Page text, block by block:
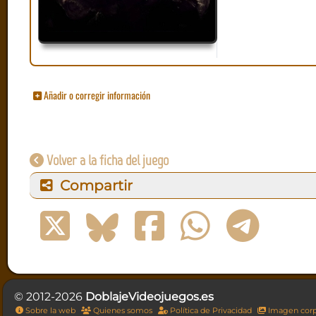
Añadir o corregir información
Volver a la ficha del juego
Compartir
© 2012-2026 DoblajeVideojuegos.es
Sobre la web Quienes somos Política de Privacidad Imagen